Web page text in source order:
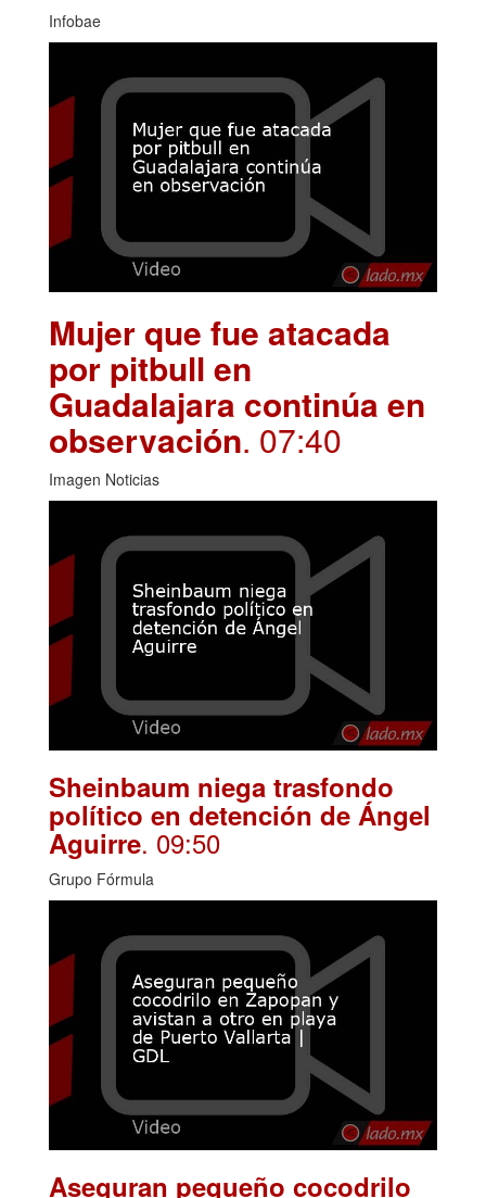
Infobae
Mujer que fue atacada
por pitbull en
Guadalajara continúa en
observación. 07:40
Imagen Noticias
Sheinbaum niega trasfondo
político en detención de Ángel
Aguirre. 09:50
Grupo Fórmula
Aseguran pequeño cocodrilo